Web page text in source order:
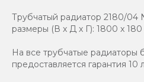
Трубчатый радиатор 2180/04
размеры (В x Д x Г): 1800 x 180
На все трубчатые радиаторы
предоставляется гарантия 10